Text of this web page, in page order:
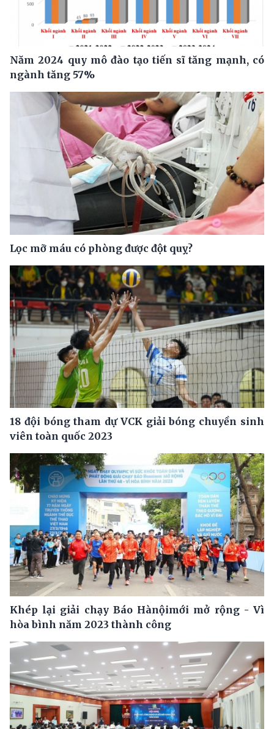
Năm 2024 quy mô đào tạo tiến sĩ tăng mạnh, có
ngành tăng 57%
Lọc mỡ máu có phòng được đột quỵ?
18 đội bóng tham dự VCK giải bóng chuyền sinh
viên toàn quốc 2023
Khép lại giải chạy Báo Hànộimới mở rộng - Vì
hòa bình năm 2023 thành công